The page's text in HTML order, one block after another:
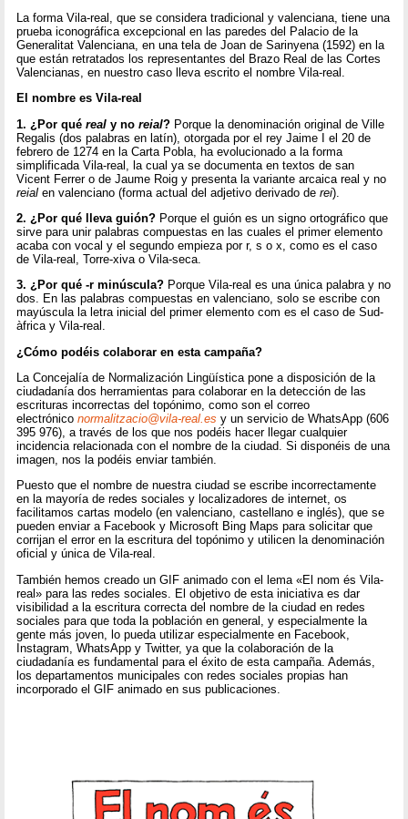
La forma Vila-real, que se considera tradicional y valenciana, tiene una
prueba iconográfica excepcional en las paredes del Palacio de la
Generalitat Valenciana, en una tela de Joan de Sarinyena (1592) en la
que están retratados los representantes del Brazo Real de las Cortes
Valencianas, en nuestro caso lleva escrito el nombre Vila-real.
El nombre es Vila-real
1. ¿Por quérealy noreial? Porque la denominación original de Ville
Regalis (dos palabras en latín), otorgada por el rey Jaime I el 20 de
febrero de 1274 en la Carta Pobla, ha evolucionado a la forma
simplificada Vila-real, la cual ya se documenta en textos de san
Vicent Ferrer o de Jaume Roig y presenta la variante arcaica real y no
reialen valenciano (forma actual del adjetivo derivado derei).
2. ¿Por qué lleva guión? Porque el guión es un signo ortográfico que
sirve para unir palabras compuestas en las cuales el primer elemento
acaba con vocal y el segundo empieza por r, s o x, como es el caso
de Vila-real, Torre-xiva o Vila-seca.
3. ¿Por qué -r minúscula? Porque Vila-real es una única palabra y no
dos. En las palabras compuestas en valenciano, solo se escribe con
mayúscula la letra inicial del primer elemento com es el caso de Sud-
àfrica y Vila-real.
¿Cómo podéis colaborar en esta campaña?
La Concejalía de Normalización Lingüística pone a disposición de la
ciudadanía dos herramientas para colaborar en la detección de las
escrituras incorrectas del topónimo, como son el correo
electróniconormalitzacio@vila-real.es y un servicio de WhatsApp (606
395 976), a través de los que nos podéis hacer llegar cualquier
incidencia relacionada con el nombre de la ciudad. Si disponéis de una
imagen, nos la podéis enviar también.
Puesto que el nombre de nuestra ciudad se escribe incorrectamente
en la mayoría de redes sociales y localizadores de internet, os
facilitamos cartas modelo (en valenciano, castellano e inglés), que se
pueden enviar a Facebook y Microsoft Bing Maps para solicitar que
corrijan el error en la escritura del topónimo y utilicen la denominación
oficial y única de Vila-real.
También hemos creado un GIF animado con el lema «El nom és Vila-
real» para las redes sociales. El objetivo de esta iniciativa es dar
visibilidad a la escritura correcta del nombre de la ciudad en redes
sociales para que toda la población en general, y especialmente la
gente más joven, lo pueda utilizar especialmente en Facebook,
Instagram, WhatsApp y Twitter, ya que la colaboración de la
ciudadanía es fundamental para el éxito de esta campaña. Además,
los departamentos municipales con redes sociales propias han
incorporado el GIF animado en sus publicaciones.